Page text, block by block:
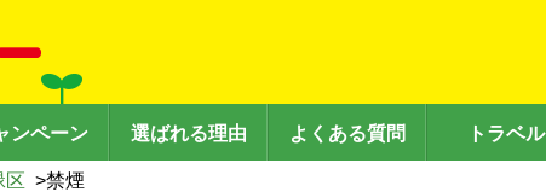
ンペーン 選ばれる理由 よくある質問 トラベル
区 >禁煙